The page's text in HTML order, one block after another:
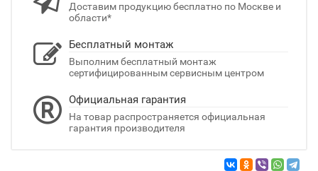
Доставим продукцию бесплатно по Москве и
области*
Бесплатный монтаж
Выполним бесплатный монтаж
сертифицированным сервисным центром
Официальная гарантия
На товар распространяется официальная
гарантия производителя